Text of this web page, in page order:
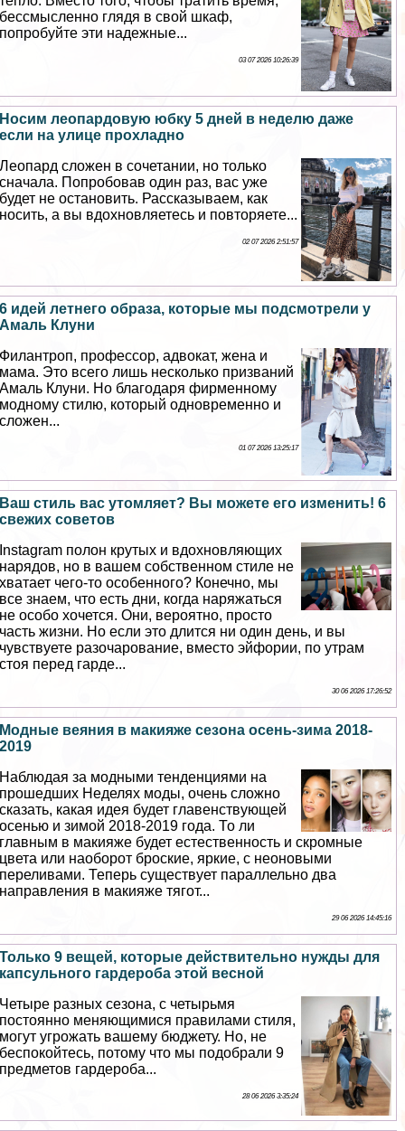
бессмысленно глядя в свой шкаф,
попробуйте эти надежные...
03 07 2026 10:26:39
Носим леопардовую юбку 5 дней в неделю даже
если на улице прохладно
Леопард сложен в сочетании, но только
сначала. Попробовав один раз, вас уже
будет не остановить. Рассказываем, как
носить, а вы вдохновляетесь и повторяете...
02 07 2026 2:51:57
6 идей летнего образа, которые мы подсмотрели у
Амаль Клуни
Филантроп, профессор, адвокат, жена и
мама. Это всего лишь несколько призваний
Амаль Клуни. Но благодаря фирменному
модному стилю, который одновременно и
сложен...
01 07 2026 13:25:17
Ваш стиль вас утомляет? Вы можете его изменить! 6
свежих советов
Instagram полон крутых и вдохновляющих
нарядов, но в вашем собственном стиле не
хватает чего-то особенного? Конечно, мы
все знаем, что есть дни, когда наряжаться
не особо хочется. Они, вероятно, просто
часть жизни. Но если это длится ни один день, и вы
чувствуете разочарование, вместо эйфории, по утрам
стоя перед гарде...
30 06 2026 17:26:52
Модные веяния в макияже сезона осень-зима 2018-
2019
Наблюдая за модными тенденциями на
прошедших Неделях моды, очень сложно
сказать, какая идея будет главенствующей
осенью и зимой 2018-2019 года. То ли
главным в макияже будет естественность и скромные
цвета или наоборот броские, яркие, с неоновыми
переливами. Теперь существует параллельно два
направления в макияже тягот...
29 06 2026 14:45:16
Только 9 вещей, которые действительно нужды для
капсульного гардероба этой весной
Четыре разных сезона, с четырьмя
постоянно меняющимися правилами стиля,
могут угрожать вашему бюджету. Но, не
беспокойтесь, потому что мы подобрали 9
предметов гардероба...
28 06 2026 3:35:24